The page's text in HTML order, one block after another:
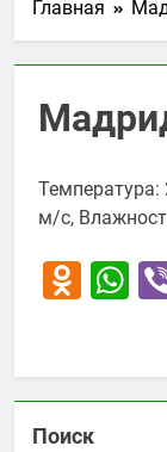
Главная
Температура:
м/с,
Поиск